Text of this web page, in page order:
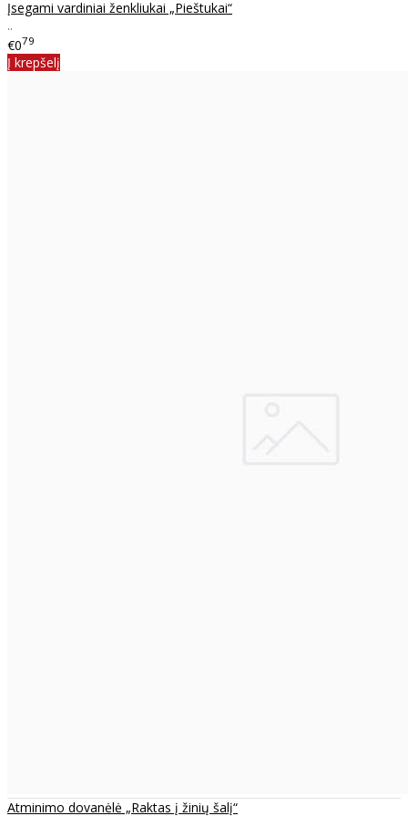
Įsegami vardiniai ženkliukai „Pieštukai“
..
€079
Į krepšelį
Atminimo dovanėlė „Raktas į žinių šalį“